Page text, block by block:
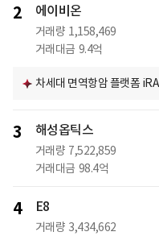
2 에이비온
거래량 1,158,469
거래대금 9.4억
차세대 면역항암 플랫폼
3 해성옵틱스
거래량 7,522,859
거래대금 98.4억
4 E8
거래량 3,434,662